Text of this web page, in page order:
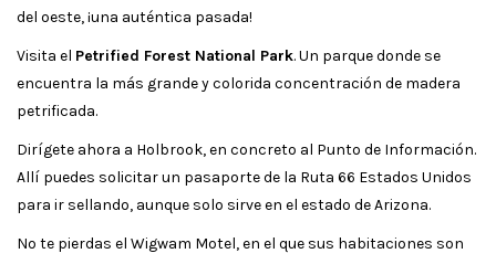
del oeste, ¡una auténtica pasada!
Visita el Petrified Forest National Park. Un parque donde se
encuentra la más grande y colorida concentración de madera
petrificada.
Dirígete ahora a Holbrook, en concreto al Punto de Información.
Allí puedes solicitar un pasaporte de la Ruta 66 Estados Unidos
para ir sellando, aunque solo sirve en el estado de Arizona.
No te pierdas el Wigwam Motel, en el que sus habitaciones son